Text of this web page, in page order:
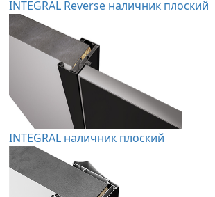
INTEGRAL Reverse наличник плоский
INTEGRAL наличник плоский